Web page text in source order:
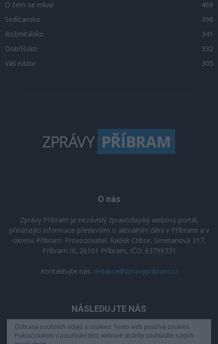
O čem se mluví
469
Sedlčansko
398
Rožmitálsko
341
Dobříšsko
332
Váš názor
305
O nás
Zprávy Příbram je nezávislý zpravodajský webový portál,
přinášející informace především o aktuálním dění v Příbrami a v
okresu Příbram. Provozovatel: Radek Ctibor, Smetanova 317,
Příbram III, 26101 Příbram, IČO: 63799731
Kontaktujte nás: redakce@zpravypribram.cz
NÁSLEDUJTE NÁS
Ochrana osobních údajů a cookies: Tento web používá cookies.
Pokračováním v používání této webové stránky souhlasíte s jejich